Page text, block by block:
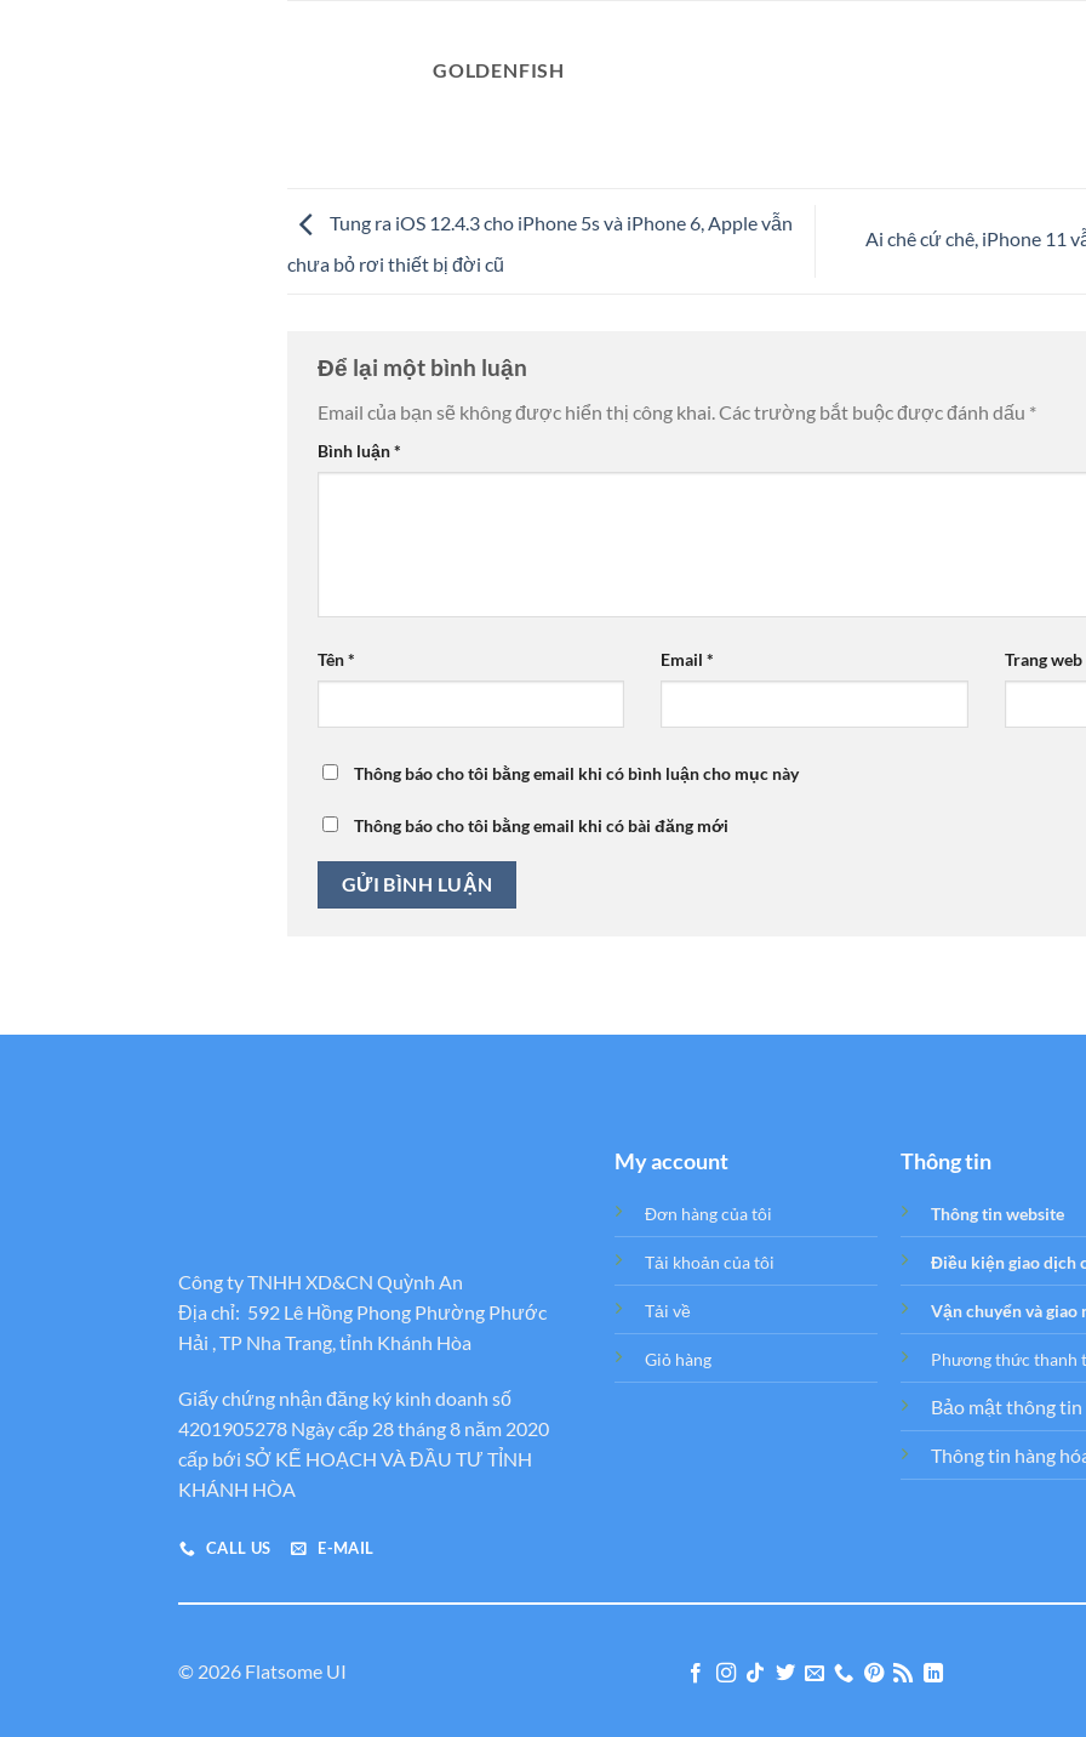
GOLDENFISH
Tung ra iOS 12.4.3 cho iPhone 5s và iPhone 6, Apple vẫn
chưa bỏ rơi thiết bị đời cũ
Ai chê cứ chê, iPhone 11
Để lại một bình luận
Email của bạn sẽ không được hiển thị công khai.Các trường bắt buộc được đánh dấu *
Bình luận*
Tên* Email* Trang web
Thông báo cho tôi bằng email khi có bình luận cho mục này
Thông báo cho tôi bằng email khi có bài đăng mới
Công ty TNHH XD&CN Quỳnh An
Địa chỉ: 592 Lê Hồng Phong Phường Phước
Hải , TP Nha Trang, tỉnh Khánh Hòa
Giấy chứng nhận đăng ký kinh doanh số
4201905278 Ngày cấp 28 tháng 8 năm 2020
cấp bới SỞ KẾ HOẠCH VÀ ĐẦU TƯ TỈNH
KHÁNH HÒA
CALL US E-MAIL
My account
Đơn hàng của tôi
Tải khoản của tôi
Tải về
Giỏ hàng
Thông tin
Thông tin website
Điều kiện giao dịch
Vận chuyển và giao
Phương thức thanh
Bảo mật thông tin
Thông tin hàng
© 2026 Flatsome UI